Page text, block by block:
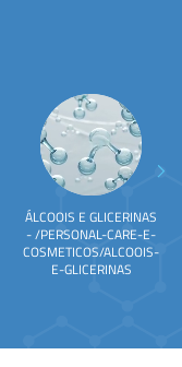
ÁLCOOIS E GLICERINAS
- /PERSONAL-CARE-E-
COSMETICOS/ALCOOIS-
E-GLICERINAS